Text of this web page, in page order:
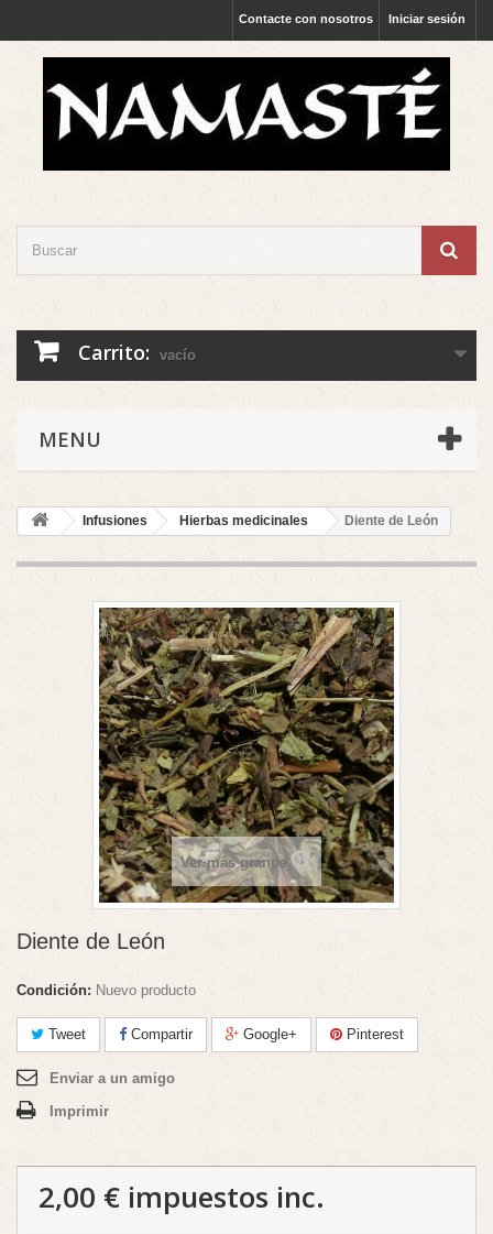
Iniciar sesión
Contacte con nosotros
Carrito: vacío
MENU
Infusiones Hierbas medicinales Diente de León
Ver más grande
Diente de León
Condición: Nuevo producto
Tweet Compartir Google+ Pinterest
Enviar a un amigo
Imprimir
2,00 € impuestos inc.